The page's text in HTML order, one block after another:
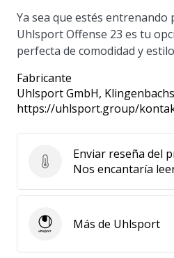
Ya sea que estés
Uhlsport Offense 23 es tu
perfecta de comodidad y
Fabricante
Uhlsport GmbH,
https://uhlsport.group/
Enviar reseña del
Enviar reseña del
Nos encantaría
UhlsportMás de Uhlsport